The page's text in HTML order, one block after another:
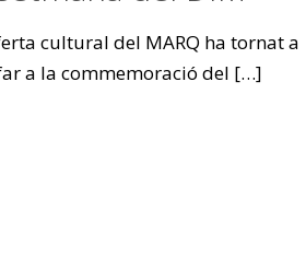
cultural del MARQ ha tornat a
a la commemoració del […]